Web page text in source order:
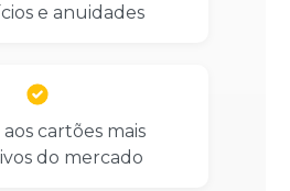
e anuidades
aos cartões mais
do mercado